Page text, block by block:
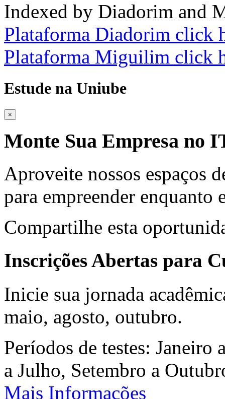
Indexed by Diadorim and
Plataforma Diadorim click
Plataforma Miguilim click
Estude na Uniube
×
Monte Sua Empresa no
Aproveite nossos espaços
para empreender enquanto
Compartilhe esta
Inscrições Abertas para
Inicie sua jornada
maio, agosto, outubro.
Períodos de testes:
a Julho, Setembro a
Mais Informações